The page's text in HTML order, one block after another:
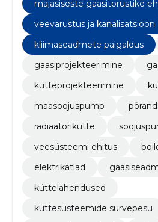
majasiseste gaasitorustike
veevarustus ja kanalisatsioon
kliimaseadmete paigaldus
gaasiprojekteerimine
kütteprojekteerimine
maasoojuspump
radiaatorikütte
veesüsteemi ehitus
elektrikatlad
küttelahendused
küttesüsteemide survepesu